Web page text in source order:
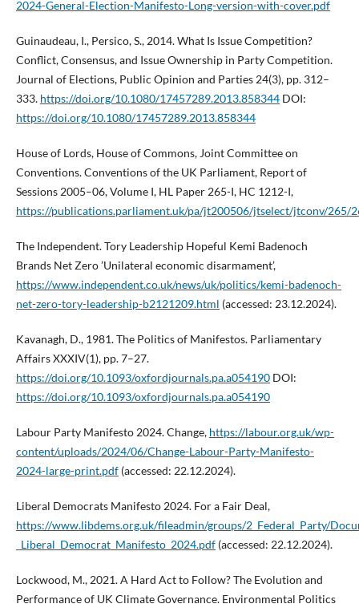
2024-General-Election-Manifesto-Long-version-with-cover.pdf
Guinaudeau, I., Persico, S., 2014. What Is Issue Competition?
Conflict, Consensus, and Issue Ownership in Party Competition.
Journal of Elections, Public Opinion and Parties 24(3), pp. 312–
333. https://doi.org/10.1080/17457289.2013.858344DOI:
https://doi.org/10.1080/17457289.2013.858344
House of Lords, House of Commons, Joint Committee on
Conventions. Conventions of the UK Parliament, Report of
Sessions 2005–06, Volume I, HL Paper 265-I, HC 1212-I,
https://publications.parliament.uk/pa/jt200506/jtselect/jtconv/265/
The Independent. Tory Leadership Hopeful Kemi Badenoch
Brands Net Zero ’Unilateral economic disarmament’,
https://www.independent.co.uk/news/uk/politics/kemi-badenoch-
net-zero-tory-leadership-b2121209.html (accessed: 23.12.2024).
Kavanagh, D., 1981. The Politics of Manifestos. Parliamentary
Affairs XXXIV(1), pp. 7–27.
https://doi.org/10.1093/oxfordjournals.pa.a054190DOI:
https://doi.org/10.1093/oxfordjournals.pa.a054190
Labour Party Manifesto 2024. Change, https://labour.org.uk/wp-
content/uploads/2024/06/Change-Labour-Party-Manifesto-
2024-large-print.pdf(accessed: 22.12.2024).
Liberal Democrats Manifesto 2024. For a Fair Deal,
https://www.libdems.org.uk/fileadmin/groups/2_Federal_Party/
_Liberal_Democrat_Manifesto_2024.pdf(accessed: 22.12.2024).
Lockwood, M., 2021. A Hard Act to Follow? The Evolution and
Performance of UK Climate Governance. Environmental Politics